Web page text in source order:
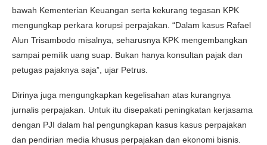
bawah Kementerian Keuangan serta kekurang tegasan KPK
mengungkap perkara korupsi perpajakan. “Dalam kasus Rafael
Alun Trisambodo misalnya, seharusnya KPK mengembangkan
sampai pemilik uang suap. Bukan hanya konsultan pajak dan
petugas pajaknya saja”, ujar Petrus.
Dirinya juga mengungkapkan kegelisahan atas kurangnya
jurnalis perpajakan. Untuk itu disepakati peningkatan kerjasama
dengan PJI dalam hal pengungkapan kasus kasus perpajakan
dan pendirian media khusus perpajakan dan ekonomi bisnis.